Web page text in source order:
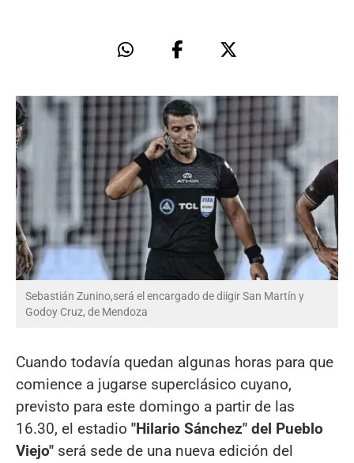
Sebastián Zunino,será el encargado de diigir San Martín y
Godoy Cruz, de Mendoza
Cuando todavía quedan algunas horas para que
comience a jugarse superclásico cuyano,
previsto para este domingo a partir de las
16.30, el estadio "Hilario Sánchez" del Pueblo
Viejo" será sede de una nueva edición del